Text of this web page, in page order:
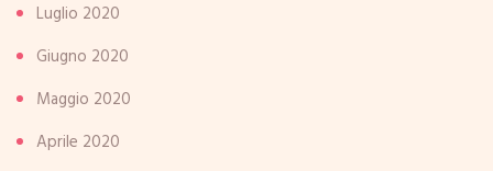
Luglio 2020
Giugno 2020
Maggio 2020
Aprile 2020